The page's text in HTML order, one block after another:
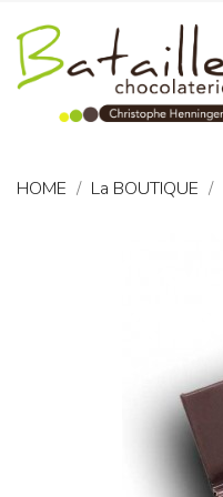
HOME La BOUTIQUE